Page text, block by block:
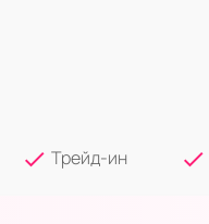
Трейд-ин